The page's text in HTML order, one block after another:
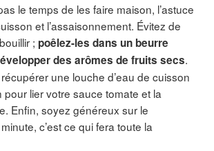
le temps de les faire maison, l’astuce
et l’assaisonnement. Évitez de
; poêlez-les dans un beurre
des arômes de fruits secs.
une louche d’eau de cuisson
pour lier votre sauce tomate et la
Enfin, soyez généreux sur le
c’est ce qui fera toute la